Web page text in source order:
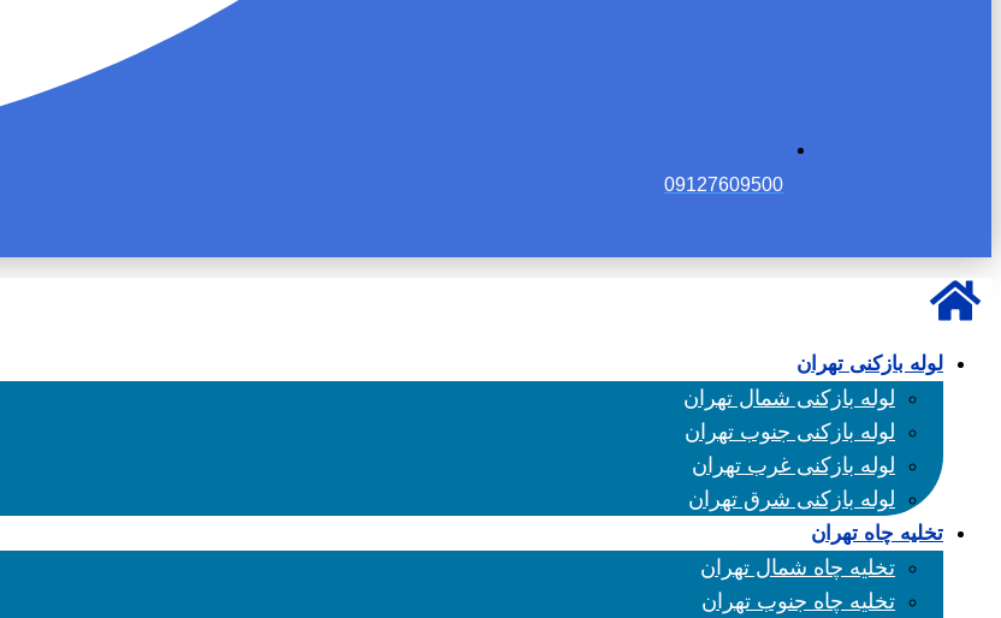
09127609500
لوله بازکنی تهران
لوله بازکنی شمال تهران
لوله بازکنی جنوب تهران
لوله بازکنی غرب تهران
لوله بازکنی شرق تهران
تخلیه چاه تهران
تخلیه چاه شمال تهران
تخلیه چاه جنوب تهران